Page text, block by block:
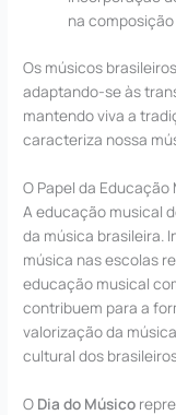
na
Os músicos
adaptando-se às
mantendo viva a
caracteriza nossa
O Papel da Educação
A educação musical
da música brasileira.
música nas escolas
educação musical
contribuem para a
valorização da
cultural dos
O Dia do Músico